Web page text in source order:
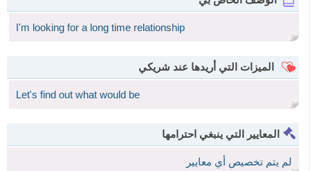
I'm looking for a long time relationship
الميزات التي أريدها عند شريكي
Let's find out what would be
المعايير التي ينبغي احترامها
لم يتم تخصيص أي معايير